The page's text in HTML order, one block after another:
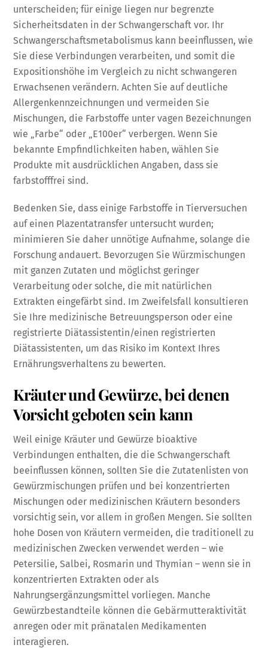
unterscheiden; für einige liegen nur begrenzte
Sicherheitsdaten in der Schwangerschaft vor. Ihr
Schwangerschaftsmetabolismus kann beeinflussen, wie
Sie diese Verbindungen verarbeiten, und somit die
Expositionshöhe im Vergleich zu nicht schwangeren
Erwachsenen verändern. Achten Sie auf deutliche
Allergenkennzeichnungen und vermeiden Sie
Mischungen, die Farbstoffe unter vagen Bezeichnungen
wie „Farbe“ oder „E100er“ verbergen. Wenn Sie
bekannte Empfindlichkeiten haben, wählen Sie
Produkte mit ausdrücklichen Angaben, dass sie
farbstofffrei sind.
Bedenken Sie, dass einige Farbstoffe in Tierversuchen
auf einen Plazentatransfer untersucht wurden;
minimieren Sie daher unnötige Aufnahme, solange die
Forschung andauert. Bevorzugen Sie Würzmischungen
mit ganzen Zutaten und möglichst geringer
Verarbeitung oder solche, die mit natürlichen
Extrakten eingefärbt sind. Im Zweifelsfall konsultieren
Sie Ihre medizinische Betreuungsperson oder eine
registrierte Diätassistentin/einen registrierten
Diätassistenten, um das Risiko im Kontext Ihres
Ernährungsverhaltens zu bewerten.
Kräuter und Gewürze, bei denen
Vorsicht geboten sein kann
Weil einige Kräuter und Gewürze bioaktive
Verbindungen enthalten, die die Schwangerschaft
beeinflussen können, sollten Sie die Zutatenlisten von
Gewürzmischungen prüfen und bei konzentrierten
Mischungen oder medizinischen Kräutern besonders
vorsichtig sein, vor allem in großen Mengen. Sie sollten
hohe Dosen von Kräutern vermeiden, die traditionell zu
medizinischen Zwecken verwendet werden – wie
Petersilie, Salbei, Rosmarin und Thymian – wenn sie in
konzentrierten Extrakten oder als
Nahrungsergänzungsmittel vorliegen. Manche
Gewürzbestandteile können die Gebärmutteraktivität
anregen oder mit pränatalen Medikamenten
interagieren.